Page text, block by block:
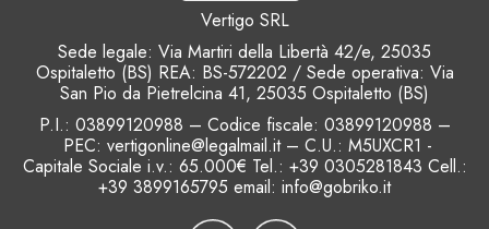
Vertigo SRL
Sede legale: Via Martiri della Libertà 42/e, 25035
Ospitaletto (BS) REA: BS-572202 / Sede operativa: Via
San Pio da Pietrelcina 41, 25035 Ospitaletto (BS)
P.I.: 03899120988 – Codice fiscale: 03899120988 –
PEC: vertigonline@legalmail.it – C.U.: M5UXCR1 -
Capitale Sociale i.v.: 65.000€ Tel.: +39 0305281843 Cell.:
+39 3899165795 email: info@gobriko.it